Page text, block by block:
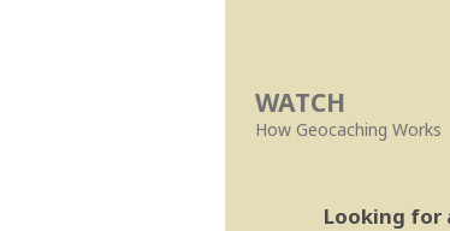
WATCH
How Geocaching Works
Looking for